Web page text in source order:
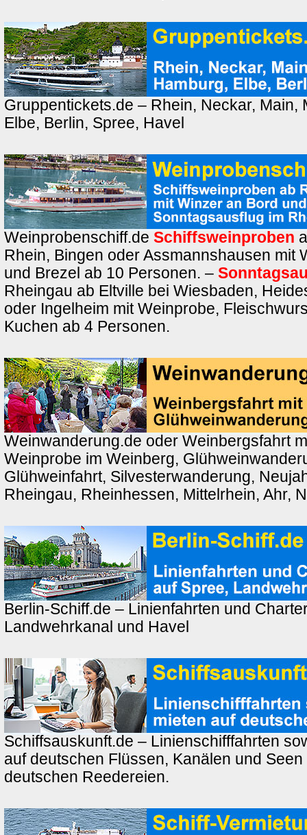
Gruppentickets.de – Rhein, Neckar, Main,
Elbe, Berlin, Spree, Havel
Weinprobenschiff.de Schiffsweinproben
Rhein, Bingen oder Assmannshausen mit
und Brezel ab 10 Personen. –
Rheingau ab Eltville bei Wiesbaden,
oder Ingelheim mit Weinprobe,
Kuchen ab 4 Personen.
Weinwanderung.de oder Weinbergsfahrt
Weinprobe im Weinberg,
Glühweinfahrt, Silvesterwanderung,
Rheingau, Rheinhessen, Mittelrhein, Ahr,
Berlin-Schiff.de – Linienfahrten und
Landwehrkanal und Havel
Schiffsauskunft.de – Linienschifffahrten
auf deutschen Flüssen, Kanälen und
deutschen Reedereien.